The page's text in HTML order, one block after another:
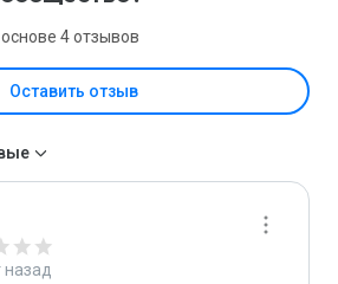
4 отзывов
Оставить отзыв
назад